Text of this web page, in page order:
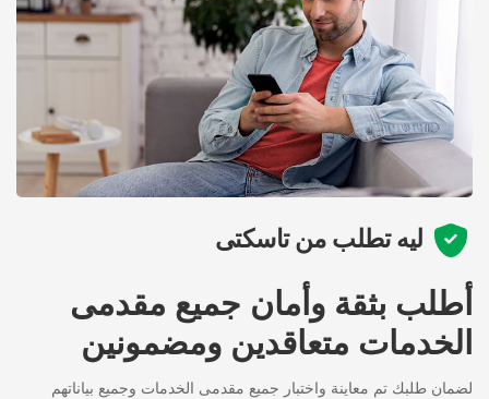
ليه تطلب من تاسكتى
أطلب بثقة وأمان جميع مقدمى
الخدمات متعاقدين ومضمونين
لضمان طلبك تم معاينة واختبار جميع مقدمى الخدمات وجميع بياناتهم